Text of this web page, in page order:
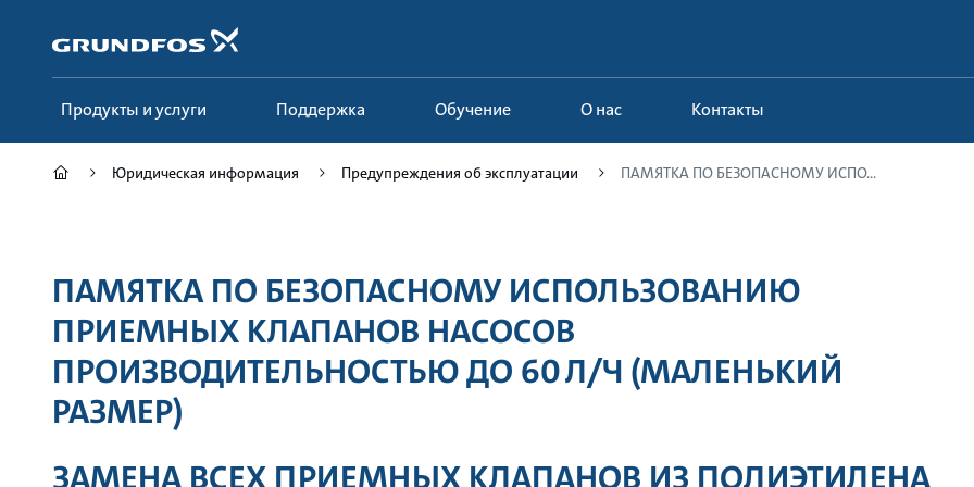
основному
контенту
Продукты и услуги Поддержка Обучение О нас Контакты
Юридическая информация Предупреждения об эксплуатации ПАМЯТКА ПО БЕЗОПАСНОМУ ИСПО...
ПАМЯТКА ПО БЕЗОПАСНОМУ ИСПОЛЬЗОВАНИЮ
ПРИЕМНЫХ КЛАПАНОВ НАСОСОВ
ПРОИЗВОДИТЕЛЬНОСТЬЮ ДО 60 Л/Ч (МАЛЕНЬКИЙ
РАЗМЕР)
ЗАМЕНА ВСЕХ ПРИЕМНЫХ КЛАПАНОВ ИЗ ПОЛИЭТИЛЕНА